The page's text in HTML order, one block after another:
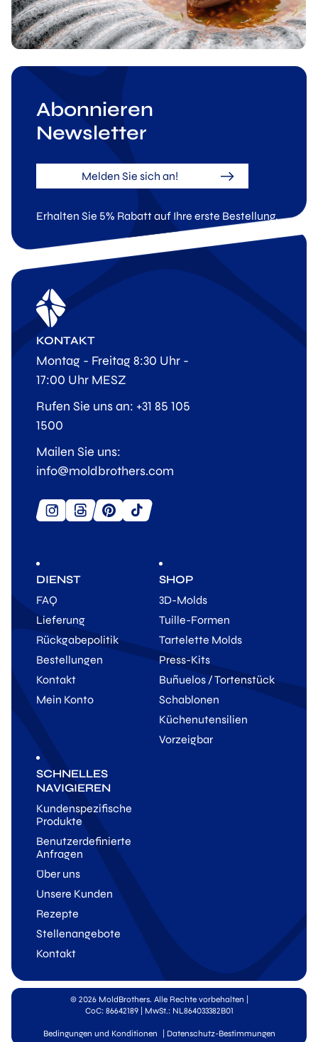
Abonnieren
Newsletter
Melden Sie sich an!
Erhalten Sie 5% Rabatt auf Ihre erste Bestellung.
DIENST
FAQ
Lieferung
Rückgabepolitik
Bestellungen
Kontakt
Mein Konto
SHOP
3D-Molds
Tuille-Formen
Tartelette Molds
Press-Kits
Buñuelos / Tortenstück
Schablonen
Küchenutensilien
Vorzeigbar
SCHNELLES
NAVIGIEREN
Kundenspezifische
Produkte
Benutzerdefinierte
Anfragen
Über uns
Unsere Kunden
Rezepte
Stellenangebote
Kontakt
KONTAKT
Montag - Freitag 8:30 Uhr -
17:00 Uhr MESZ
Rufen Sie uns an: +31 85 105
1500
Mailen Sie uns:
info@moldbrothers.com
© 2026 MoldBrothers. Alle Rechte vorbehalten
CoC: 86642189 | MwSt.: NL864033382B01
Bedingungen und Konditionen Datenschutz-Bestimmungen